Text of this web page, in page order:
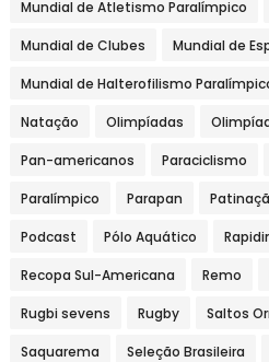
Mundial de Atletismo Paralímpico
Mundial de Clubes Mundial de
Mundial de Halterofilismo
Natação Olimpíadas
Pan-americanos Paraciclismo
Paralímpico Parapan
Podcast Pólo Aquático
Recopa Sul-Americana Remo
Rugbi sevens Rugby Saltos
Saquarema Seleção Brasileira